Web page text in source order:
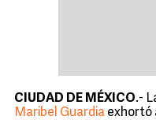
CIUDAD DE MÉXICO.-
Maribel Guardia exhortó